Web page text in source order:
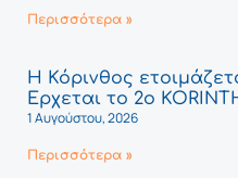
Περισσότερα »
Η Κόρινθος
Έρχεται το 2ο
1 Αυγούστου, 2026
Περισσότερα »